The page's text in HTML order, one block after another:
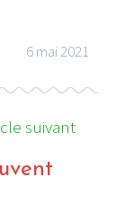
6 mai 2021
suivant